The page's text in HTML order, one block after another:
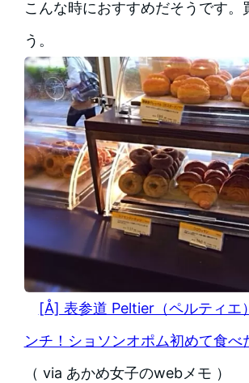
こんな時におすすめだそうです。
う。
[Å] 表参道 Peltier（ペルティエ
ンチ！ショソンオポム初めて食べ
（ via あかめ女子のwebメモ ）